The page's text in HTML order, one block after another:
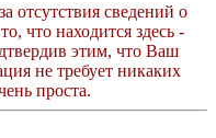
отсутствия сведений о
что находится здесь -
этим, что Ваш
не требует никаких
проста.